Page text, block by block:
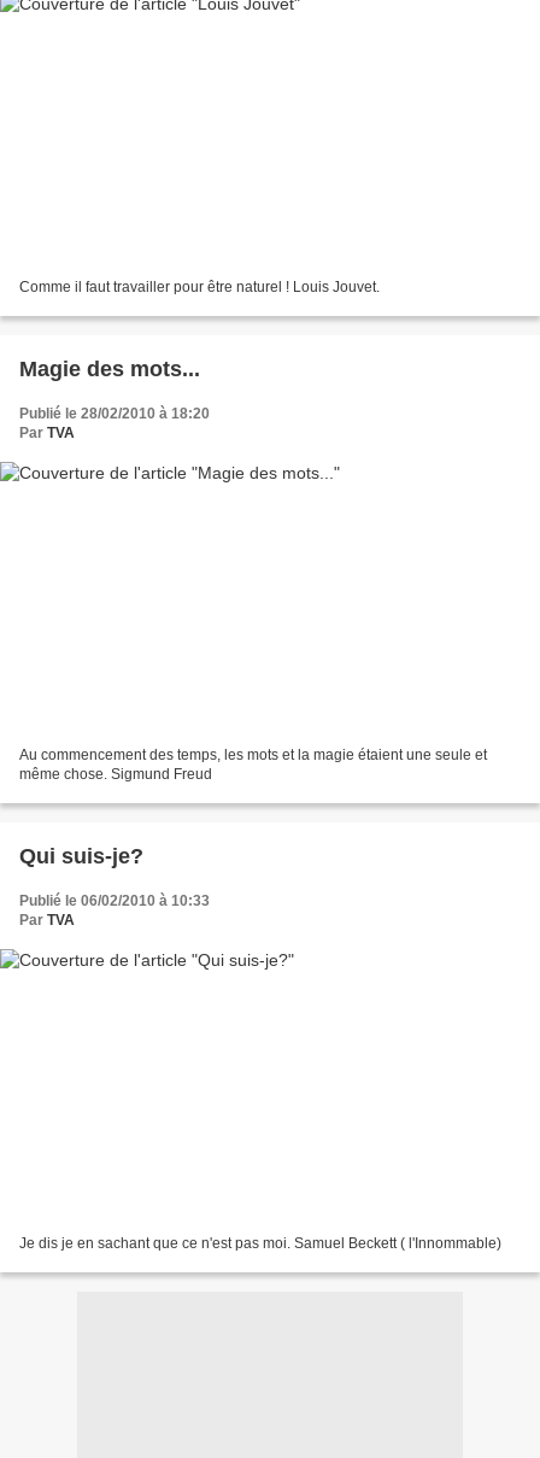
Comme il faut travailler pour être naturel ! Louis Jouvet.
Magie des mots...
Publié le 28/02/2010 à 18:20
Par TVA
Au commencement des temps, les mots et la magie étaient une seule et
même chose. Sigmund Freud
Qui suis-je?
Publié le 06/02/2010 à 10:33
Par TVA
Je dis je en sachant que ce n'est pas moi. Samuel Beckett ( l'Innommable)